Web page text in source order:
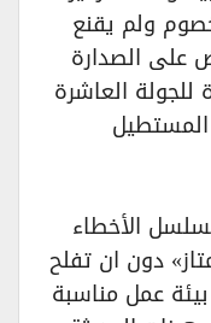
ولم يقنع
على الصدارة
العاشرة
الأخطاء
دون ان تفلح
عمل مناسبة